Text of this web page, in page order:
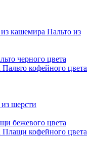
кашемира Пальто из
черного цвета
Пальто кофейного цвета
шерсти
бежевого цвета
Плащи кофейного цвета